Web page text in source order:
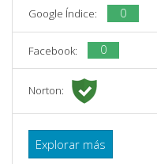
Google Índice: 0
Facebook: 0
Norton:
Explorar más